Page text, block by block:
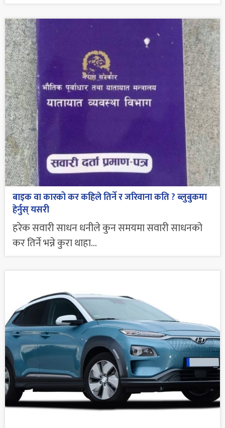
बाइक वा कारको कर कहिले तिर्ने र जरिवाना कति ? ब्लुबुकमा
हेर्नुस् यसरी
हरेक सवारी साधन धनीले कुन समयमा सवारी साधनको
कर तिर्ने भन्ने कुरा थाहा...